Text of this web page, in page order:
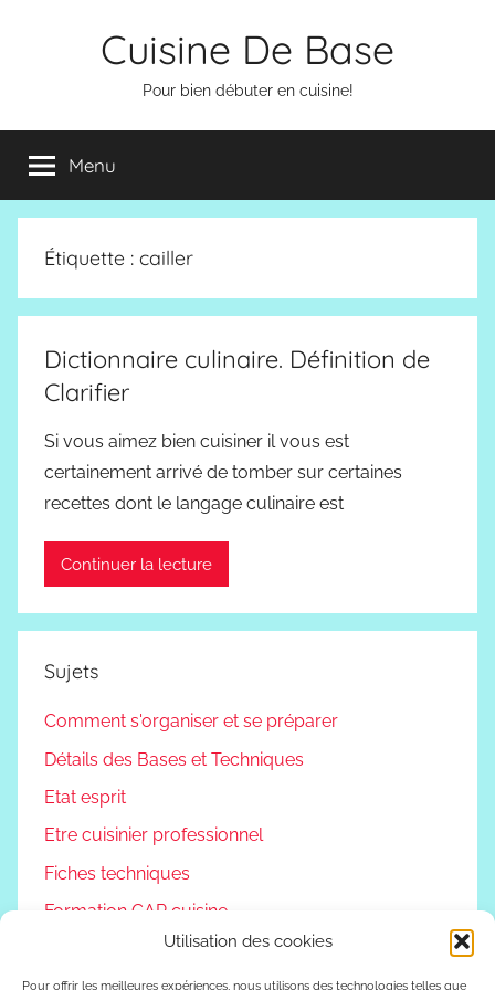
Utilisation des cookies
Pour offrir les meilleures expériences, nous utilisons des technologies telles que
Cuisine De Base
Pour bien débuter en cuisine!
Menu
Étiquette : cailler
Dictionnaire culinaire. Définition de
Clarifier
Si vous aimez bien cuisiner il vous est
certainement arrivé de tomber sur certaines
recettes dont le langage culinaire est
Continuer la lecture
Sujets
Comment s'organiser et se préparer
Détails des Bases et Techniques
Etat esprit
Etre cuisinier professionnel
Fiches techniques
Formation CAP cuisine